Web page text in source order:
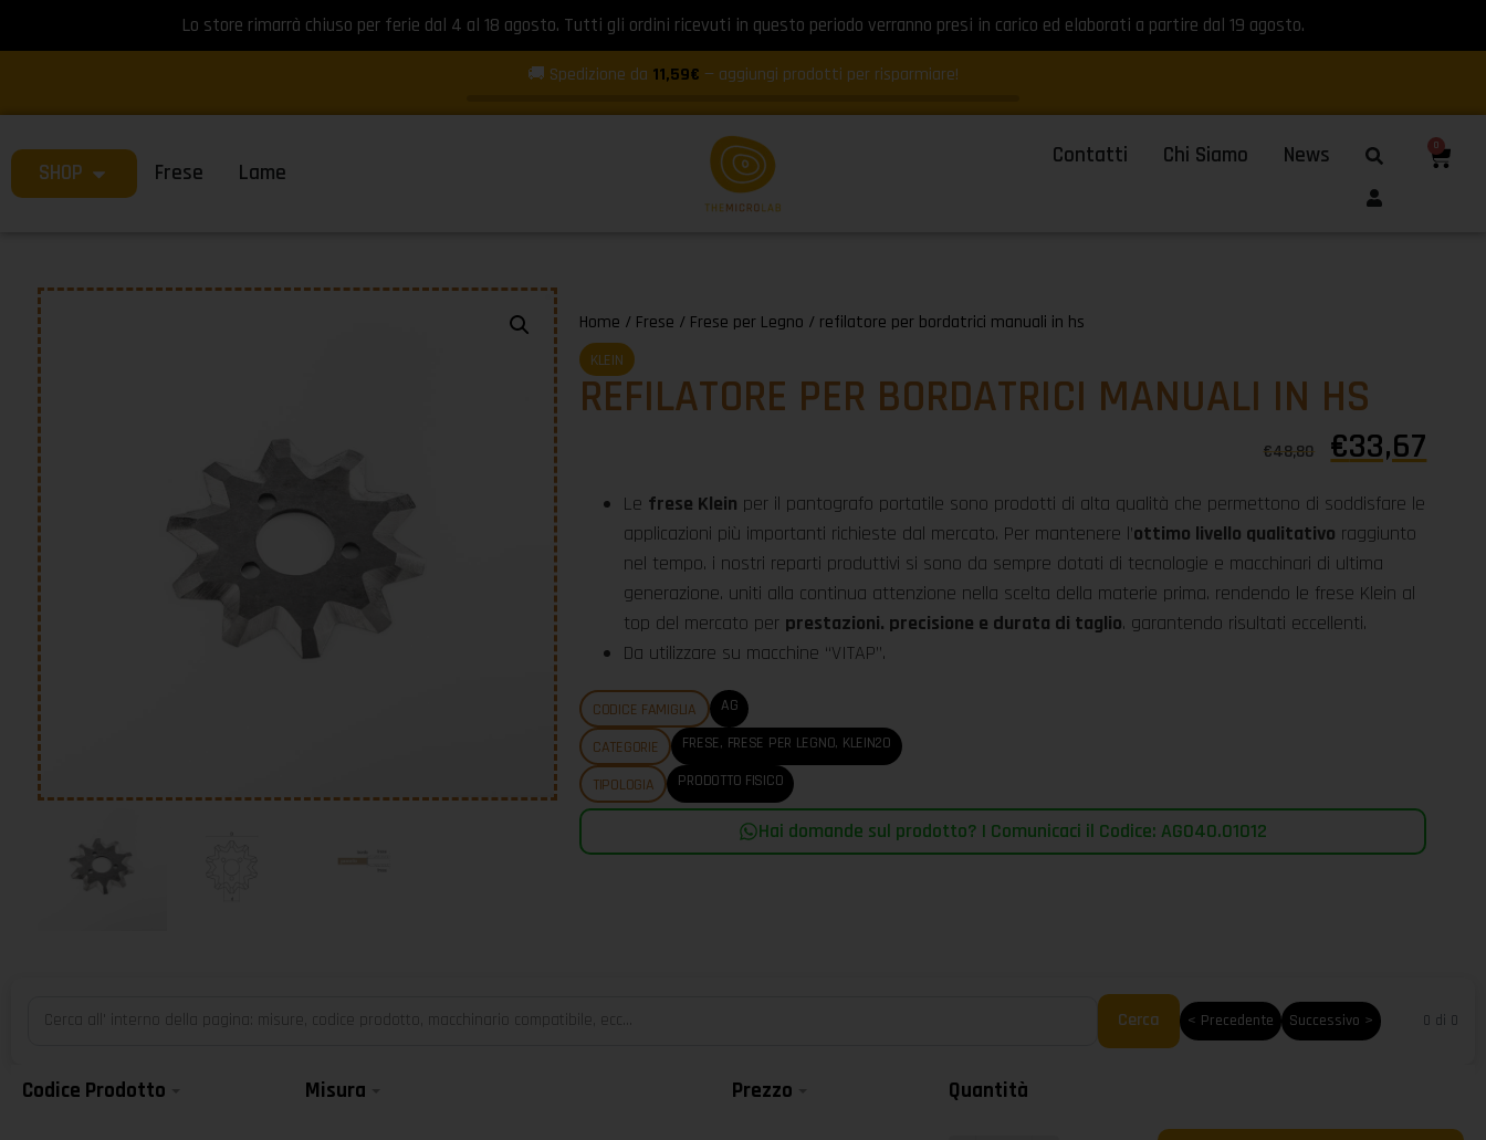
Lo store rimarrà chiuso per ferie dal 4 al 18 agosto. Tutti gli ordini ricevuti in questo periodo verranno presi in carico ed elaborati a partire dal 19 agosto.
🚚 Spedizione da 11,59€ — aggiungi prodotti per risparmiare!
SHOP Frese Lame
Contatti Chi Siamo News 0
Home / Frese / Frese per Legno / refilatore per bordatrici manuali in hs
KLEIN
REFILATORE PER BORDATRICI MANUALI IN HS
€48,80 €33,67
Le frese Klein per il pantografo portatile sono prodotti di alta qualità che permettono di soddisfare le
applicazioni più importanti richieste dal mercato. Per mantenere l’ottimo livello qualitativo raggiunto
nel tempo. i nostri reparti produttivi si sono da sempre dotati di tecnologie e macchinari di ultima
generazione. uniti alla continua attenzione nella scelta della materie prima. rendendo le frese Klein al
top del mercato per prestazioni. precisione e durata di taglio. garantendo risultati eccellenti.
Da utilizzare su macchine “VITAP”.
CODICE FAMIGLIA AG
CATEGORIE FRESE, FRESE PER LEGNO, KLEIN20
TIPOLOGIA PRODOTTO FISICO
Hai domande sul prodotto? | Comunicaci il Codice: AG040.01012
Cerca < Precedente Successivo > 0 di 0
Codice Prodotto Misura Prezzo Quantità